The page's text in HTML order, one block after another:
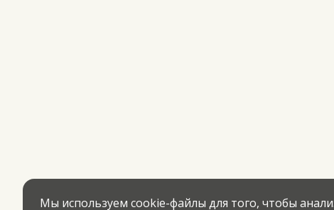
Мы используем cookie-файлы для того, чтобы